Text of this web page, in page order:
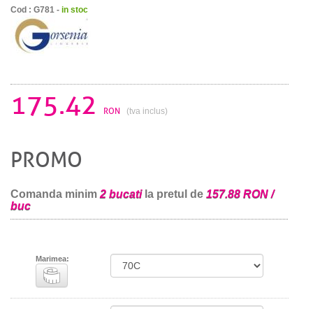
Cod : G781 - in stoc
175.42 RON (tva inclus)
PROMO
Comanda minim 2 bucatila pretul de 157.88 RON /
buc
Marimea: